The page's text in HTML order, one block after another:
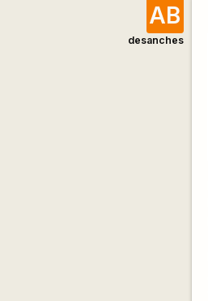
АВ
desanches